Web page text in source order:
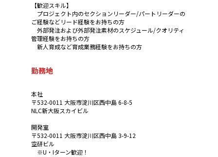
【歓迎スキル】
プロジェクト内のセクションリーダー/パートリーダーの
ご経験などリード経験をお持ちの方
外部発注および外部発注素材のスケジュール/クオリティ
管理経験をお持ちの方
新人育成など育成業務経験をお持ちの方
勤務地
本社
〒532-0011 大阪市淀川区西中島 6-8-5
NLC新大阪スカイビル
開発室
〒532-0011 大阪市淀川区西中島 3-9-12
空研ビル
※U・Iターン歓迎！